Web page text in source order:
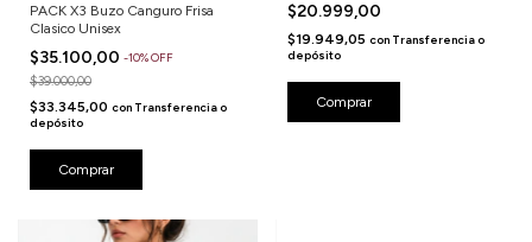
PACK X3 Buzo Canguro Frisa
Clasico Unisex
$35.100,00 -10%OFF
$39.000,00
$33.345,00 con Transferencia o
depósito
Comprar
$20.999,00
$19.949,05 con Transferencia o
depósito
Comprar